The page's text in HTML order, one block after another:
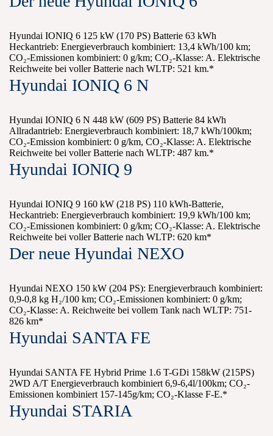
Hyundai IONIQ 6 125 kW (170 PS) Batterie 63 kWh
Heckantrieb: Energieverbrauch kombiniert: 13,4 kWh/100 km;
CO₂-Emissionen kombiniert: 0 g/km; CO₂-Klasse: A. Elektrische
Reichweite bei voller Batterie nach WLTP: 521 km.*
Hyundai IONIQ 6 N
Hyundai IONIQ 6 N 448 kW (609 PS) Batterie 84 kWh
Allradantrieb: Energieverbrauch kombiniert: 18,7 kWh/100km;
CO₂-Emission kombiniert: 0 g/km, CO₂-Klasse: A. Elektrische
Reichweite bei voller Batterie nach WLTP: 487 km.*
Hyundai IONIQ 9
Hyundai IONIQ 9 160 kW (218 PS) 110 kWh-Batterie,
Heckantrieb: Energieverbrauch kombiniert: 19,9 kWh/100 km;
CO₂-Emissionen kombiniert: 0 g/km; CO₂-Klasse: A. Elektrische
Reichweite bei voller Batterie nach WLTP: 620 km*
Der neue Hyundai NEXO
Hyundai NEXO 150 kW (204 PS): Energieverbrauch kombiniert:
0,9-0,8 kg H₂/100 km; CO₂-Emissionen kombiniert: 0 g/km;
CO₂-Klasse: A. Reichweite bei vollem Tank nach WLTP: 751-
826 km*
Hyundai SANTA FE
Hyundai SANTA FE Hybrid Prime 1.6 T-GDi 158kW (215PS)
2WD A/T Energieverbrauch kombiniert 6,9-6,4l/100km; CO₂-
Emissionen kombiniert 157-145g/km; CO₂-Klasse F-E.*
Hyundai STARIA